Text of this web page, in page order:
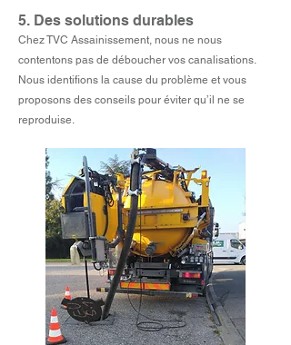
5. Des solutions durables
Chez TVC Assainissement, nous ne nous
contentons pas de déboucher vos canalisations.
Nous identifions la cause du problème et vous
proposons des conseils pour éviter qu’il ne se
reproduise.